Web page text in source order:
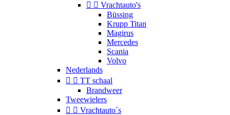
  Vrachtauto's
Büssing
Krupp Titan
Magirus
Mercedes
Scania
Volvo
Nederlands
  TT schaal
Brandweer
Tweewielers
  Vrachtauto´s